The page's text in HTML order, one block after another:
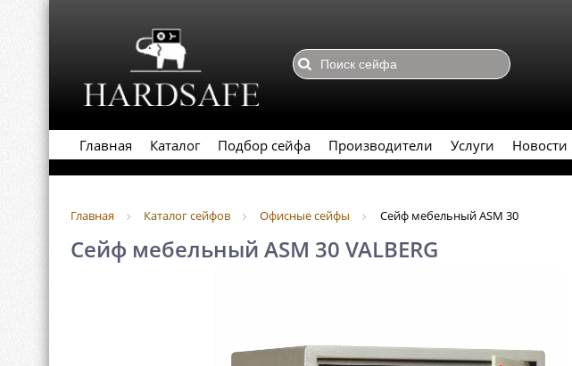
Главная Каталог Подбор сейфа Производители Услуги Новости
Главная Каталог сейфов Офисные сейфы Сейф мебельный ASM 30
Сейф мебельный ASM 30 VALBERG